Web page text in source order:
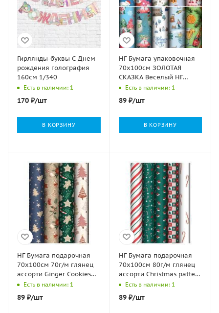
Гирлянды-буквы С Днем
рождения голография
160см 1/340
Есть в наличии: 1
170 ₽/шт
В КОРЗИНУ
НГ Бумага упаковочная
70х100см ЗОЛОТАЯ
СКАЗКА Веселый НГ
10дизайнов 105г/м2 1/50
Есть в наличии: 1
89₽/шт
В КОРЗИНУ
НГ Бумага подарочная
70х100см 70г/м глянец
ассорти Ginger Cookies
1/52Есть в наличии: 1
89 ₽/шт
НГ Бумага подарочная
70х100см 80г/м глянец
ассорти Christmas pattern
1/50Есть в наличии: 1
89₽/шт